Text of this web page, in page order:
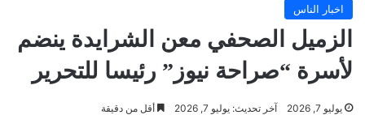
اخبار الناس
الزميل الصحفي معن الشرايدة ينضم
لأسرة “صراحة نيوز” رئيسا للتحرير
يوليو 7, 2026 آخر تحديث: يوليو 7, 2026 أقل من دقيقة